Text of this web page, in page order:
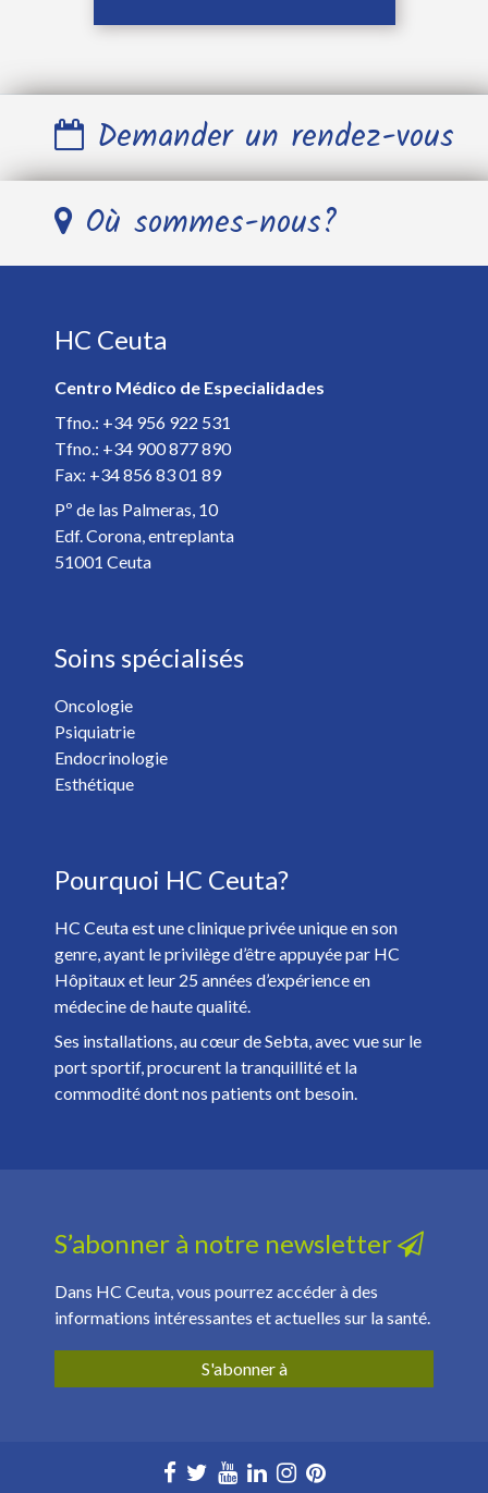
Demander un rendez-vous
Télephone *
E-mail *
Spécialiste *
Vous voulez recevoir les nouvelles de HC Hospitales? *
Oui
Non
Confidentialité. *
Où sommes-nous?
HC Ceuta
Centro Médico de Especialidades
Tfno.: +34 956 922 531
Tfno.: +34 900 877 890
Fax: +34 856 83 01 89
Pº de las Palmeras, 10
Edf. Corona, entreplanta
51001 Ceuta
Soins spécialisés
Oncologie
Psiquiatrie
Endocrinologie
Esthétique
Pourquoi HC Ceuta?
HC Ceuta est une clinique privée unique en son
genre, ayant le privilège d’être appuyée par HC
Hôpitaux et leur 25 années d’expérience en
médecine de haute qualité.
Ses installations, au cœur de Sebta, avec vue sur le
port sportif, procurent la tranquillité et la
commodité dont nos patients ont besoin.
S’abonner à notre newsletter
Dans HC Ceuta, vous pourrez accéder à des
informations intéressantes et actuelles sur la santé.
S'abonner à